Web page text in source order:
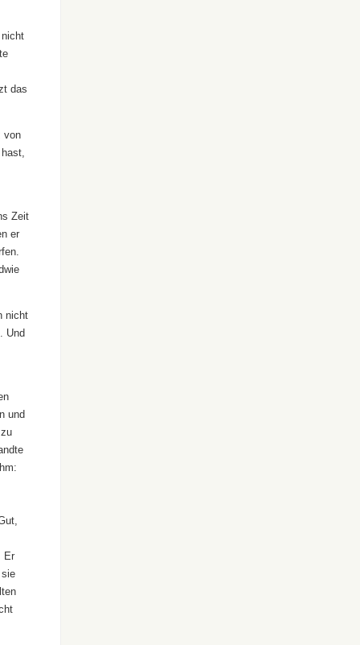
das
von
Zeit
er
nicht
Und
und
Er